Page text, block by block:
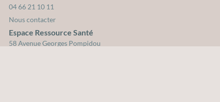
04 66 21 10 11
Nous contacter
Espace Ressource Santé
58 Avenue Georges Pompidou